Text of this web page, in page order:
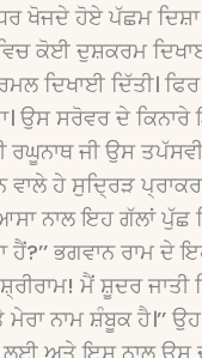
ਖੋਜਦੇ ਹੋਏ ਪੱਛਮ ਦਿਸ਼ਾ
ਕੋਈ ਦੁਸ਼ਕਰਮ
ਦਿਖਾਈ ਦਿੱਤੀ।
ਉਸ ਸਰੋਵਰ ਦੇ ਕਿਨਾਰੇ
ਰਘੂਨਾਥ ਜੀ ਉਸ
ਹੇ ਸੁਦਿ੍ਰੜ
ਨਾਲ ਇਹ ਗੱਲਾਂ ਪੁੱਛ
ਭਗਵਾਨ ਰਾਮ
ਮੈਂ ਸ਼ੂਦਰ
ਨਾਮ ਸ਼ੰਬੂਕ ਹੈ।’’